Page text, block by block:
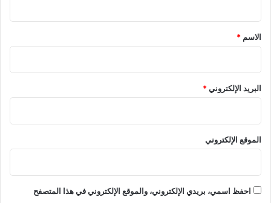
*
الاسم *
البريد الإلكتروني*
الموقع الإلكتروني
احفظ اسمي، بريدي الإلكتروني، والموقع الإلكتروني في هذا المتصفح